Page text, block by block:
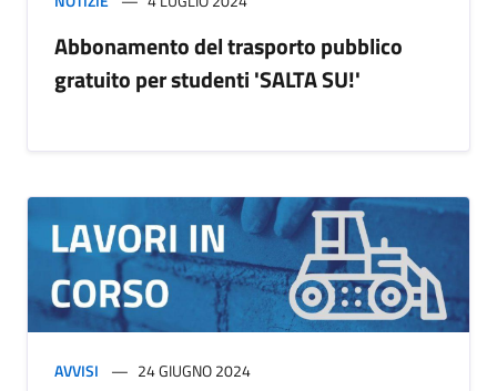
Abbonamento del trasporto pubblico
gratuito per studenti 'SALTA SU!'
AVVISI 24 GIUGNO 2024